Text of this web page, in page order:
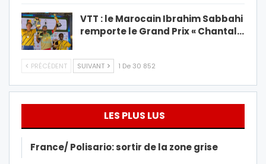
VTT : le Marocain Ibrahim Sabbahi
remporte le Grand Prix « Chantal…
PRÉCÉDENT SUIVANT 1 De 30 852
LES PLUS LUS
France/ Polisario: sortir de la zone grise